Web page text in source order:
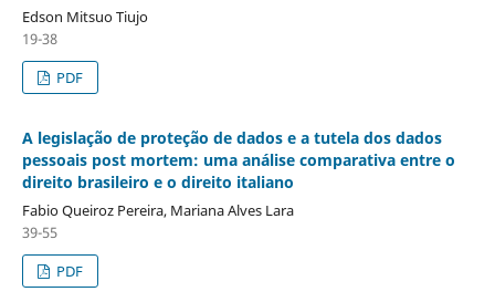
Edson Mitsuo Tiujo
19-38
PDF
A legislação de proteção de dados e a tutela dos dados
pessoais post mortem: uma análise comparativa entre o
direito brasileiro e o direito italiano
Fabio Queiroz Pereira, Mariana Alves Lara
39-55
PDF